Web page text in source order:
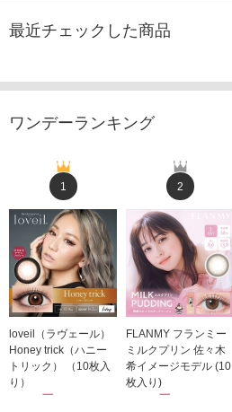
最近チェックした商品
ワンデーランキング
1
loveil（ラヴェール）
Honey trick（ハニー
トリック） （10枚入
り）
1,760円
2
FLANMY フランミー
ミルクプリン 佐々木
希イメージモデル (10
枚入り)
1,815円